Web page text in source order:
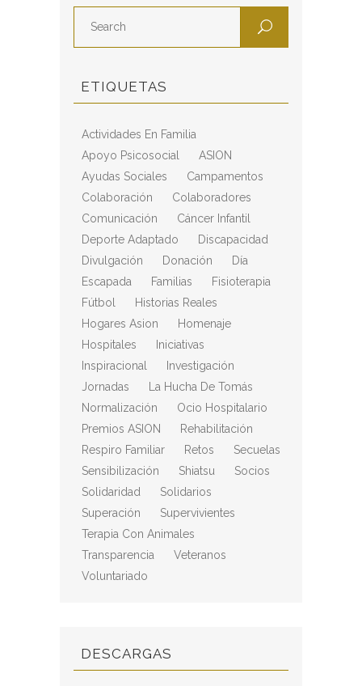
ETIQUETAS
Actividades En Familia
Apoyo Psicosocial
ASION
Ayudas Sociales
Campamentos
Colaboración
Colaboradores
Comunicación
Cáncer Infantil
Deporte Adaptado
Discapacidad
Divulgación
Donación
Día
Escapada
Familias
Fisioterapia
Fútbol
Historias Reales
Hogares Asion
Homenaje
Hospitales
Iniciativas
Inspiracional
Investigación
Jornadas
La Hucha De Tomás
Normalización
Ocio Hospitalario
Premios ASION
Rehabilitación
Respiro Familiar
Retos
Secuelas
Sensibilización
Shiatsu
Socios
Solidaridad
Solidarios
Superación
Supervivientes
Terapia Con Animales
Transparencia
Veteranos
Voluntariado
DESCARGAS